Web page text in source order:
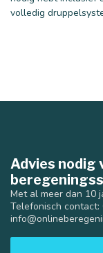
volledig
40 mm
Advies nodig
Met al meer dan 10
Telefonisch